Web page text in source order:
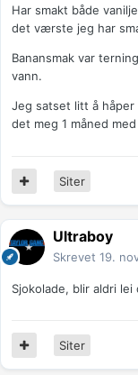
Har smakt både
det værste jeg har
Banansmak var
vann.
Jeg satset litt å
det meg 1 måned
Siter
Ultraboy
Skrevet 19.
Sjokolade, blir aldri lei
Siter